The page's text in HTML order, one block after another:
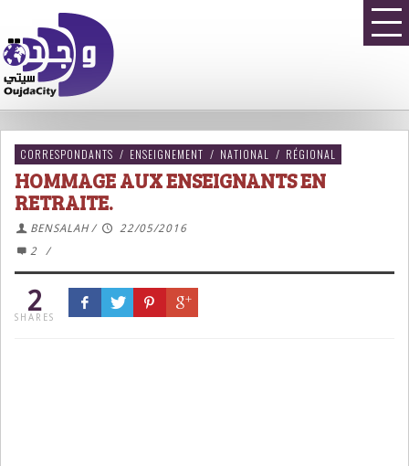
CORRESPONDANTS / ENSEIGNEMENT / NATIONAL / RÉGIONAL
HOMMAGE AUX ENSEIGNANTS EN
RETRAITE.
BENSALAH /
22/05/2016
2
/
2
SHARES